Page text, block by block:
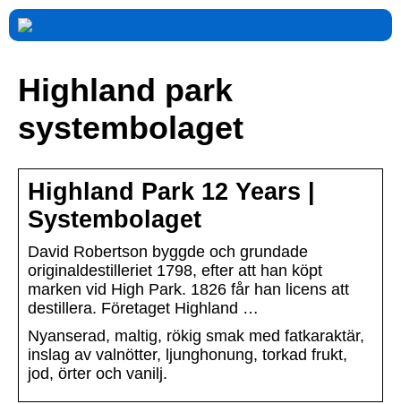
Highland park
systembolaget
Highland Park 12 Years |
Systembolaget
David Robertson byggde och grundade
originaldestilleriet 1798, efter att han köpt
marken vid High Park. 1826 får han licens att
destillera. Företaget Highland …
Nyanserad, maltig, rökig smak med fatkaraktär,
inslag av valnötter, ljunghonung, torkad frukt,
jod, örter och vanilj.